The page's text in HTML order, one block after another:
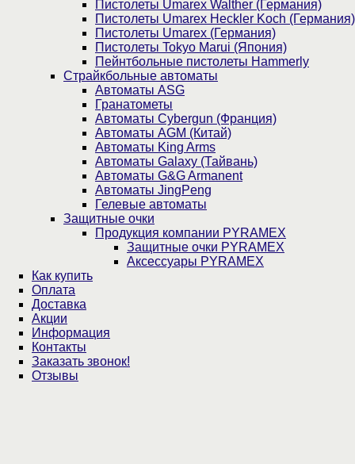
Пистолеты Umarex Walther (Германия)
Пистолеты Umarex Heckler Koch (Германия)
Пистолеты Umarex (Германия)
Пистолеты Tokyo Marui (Япония)
Пейнтбольные пистолеты Hammerly
Страйкбольные автоматы
Автоматы ASG
Гранатометы
Автоматы Cybergun (Франция)
Автоматы AGM (Китай)
Автоматы King Arms
Автоматы Galaxy (Тайвань)
Автоматы G&G Armanent
Автоматы JingPeng
Гелевые автоматы
Защитные очки
Продукция компании PYRAMEX
Защитные очки PYRAMEX
Аксессуары PYRAMEX
Как купить
Оплата
Доставка
Акции
Информация
Контакты
Заказать звонок!
Отзывы